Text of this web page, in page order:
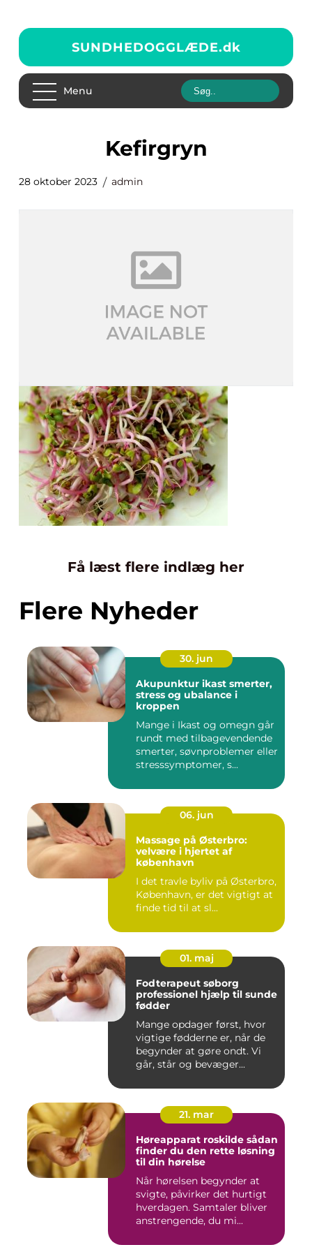
SUNDHEDOGGLÆDE.dk
Menu
kefirgryn
28 oktober 2023 admin
Få læst flere indlæg her
Flere Nyheder
30. jun
Akupunktur ikast smerter,
stress og ubalance i
kroppen
Mange i Ikast og omegn går
rundt med tilbagevendende
smerter, søvnproblemer eller
stresssymptomer, s...
06. jun
Massage på Østerbro:
velvære i hjertet af
københavn
I det travle byliv på Østerbro,
København, er det vigtigt at
finde tid til at sl...
01. maj
Fodterapeut søborg
professionel hjælp til sunde
fødder
Mange opdager først, hvor
vigtige fødderne er, når de
begynder at gøre ondt. Vi
går, står og bevæger...
21. mar
Høreapparat roskilde sådan
finder du den rette løsning
til din hørelse
Når hørelsen begynder at
svigte, påvirker det hurtigt
hverdagen. Samtaler bliver
anstrengende, du mi...